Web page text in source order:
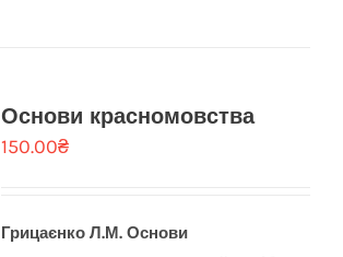
Основи красномовства
150.00₴
Грицаєнко Л.М. Основи